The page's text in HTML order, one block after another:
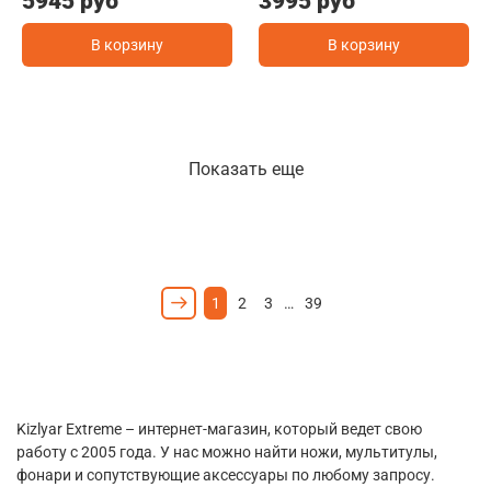
В корзину В корзину
Показать еще
1 2 3 … 39
Kizlyar Extreme – интернет-магазин, который ведет свою
работу с 2005 года. У нас можно найти ножи, мультитулы,
фонари и сопутствующие аксессуары по любому запросу.